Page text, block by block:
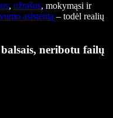
, užrašus, mokymąsi ir
asistentą – todėl realių
neribotu failų